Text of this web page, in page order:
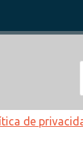
para lhe
a todas as
de